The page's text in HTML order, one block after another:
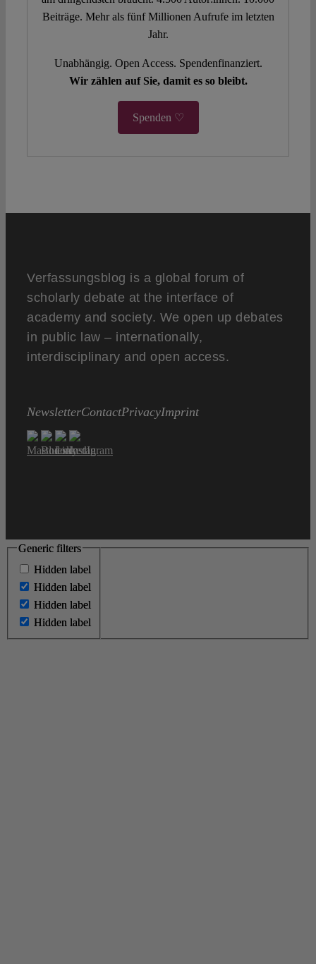
Beiträge. Mehr als fünf Millionen Aufrufe im letzten
Jahr.
Unabhängig. Open Access. Spendenfinanziert.
Wir zählen auf Sie, damit es so bleibt.
Spenden ♡
Verfassungsblog is a global forum of
scholarly debate at the interface of
academy and society. We open up debates
in public law – internationally,
interdisciplinary and open access.
NewsletterContactPrivacyImprint
Generic filters
Hidden label
Hidden label
Hidden label
Hidden label
Generic filters
Hidden label
Hidden label
Hidden label
Hidden label